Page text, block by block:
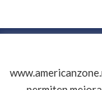
CONTACTO